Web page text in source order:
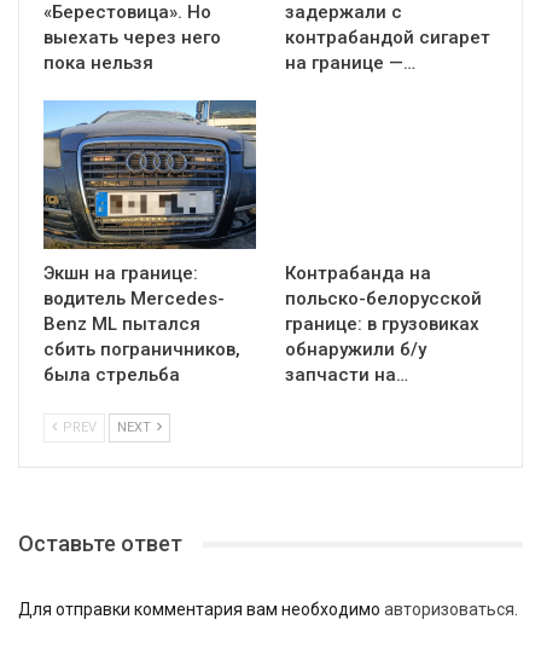
«Берестовица». Но
выехать через него
пока нельзя
задержали с
контрабандой сигарет
на границе —…
Экшн на границе:
водитель Mercedes-
Benz ML пытался
сбить пограничников,
была стрельба
Контрабанда на
польско-белорусской
границе: в грузовиках
обнаружили б/у
запчасти на…
PREV NEXT
Оставьте ответ
Для отправки комментария вам необходимо авторизоваться